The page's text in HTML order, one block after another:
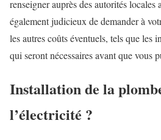
renseigner auprès des autorités
également judicieux de demander à
les autres coûts éventuels, tels que les
qui seront nécessaires avant que vous
Installation de la
l’électricité ?